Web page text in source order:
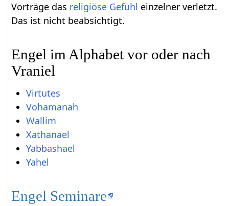
Vorträge das religiöse Gefühl einzelner verletzt.
Das ist nicht beabsichtigt.
Engel im Alphabet vor oder nach
Vraniel
Virtutes
Vohamanah
Wallim
Xathanael
Yabbashael
Yahel
Engel Seminare